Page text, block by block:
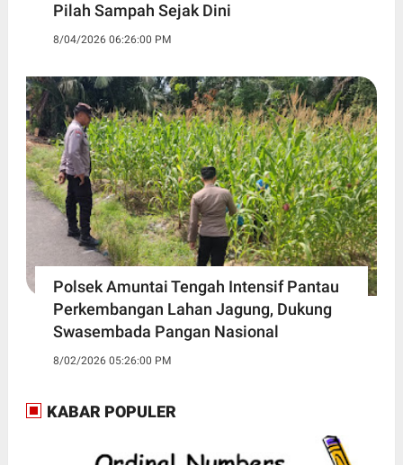
Pilah Sampah Sejak Dini
8/04/2026 06:26:00 PM
Polsek Amuntai Tengah Intensif Pantau
Perkembangan Lahan Jagung, Dukung
Swasembada Pangan Nasional
8/02/2026 05:26:00 PM
KABAR POPULER